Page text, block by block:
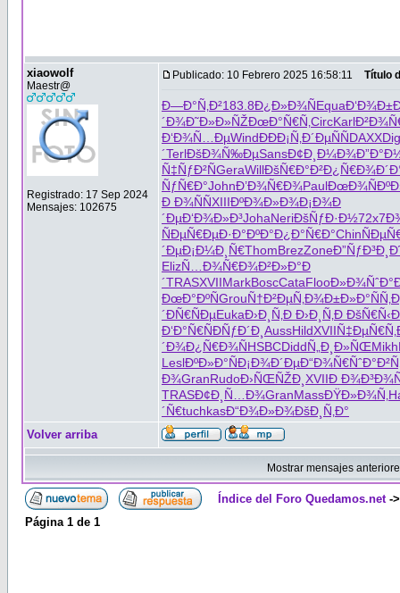
xiaowolf
Maestr@
Registrado: 17 Sep 2024
Mensajes: 102675
Publicado: 10 Febrero 2025 16:58:11 Título
Ð—Ð°Ñ‚Ð²183.8Ð¿Ð»Ð¾ÑEqua
´Ð¾Ð˜Ð»Ð»ÑŽÐœÐ°Ñ€Ñ‚ CircKarl
Ð‘Ð¾Ñ…ÐµWindÐÐÐ¡Ñ‚ Ð´ÐµÑÑDAXX
´TerlÐšÐ¾Ñ‰ÐµSansÐ¢Ð¸Ð¼Ð¾
Ñ‡ÑƒÐ²ÑGeraWillÐšÑ€Ð°Ð²Ð¿Ñ€Ð¾Ð´
ÑƒÑ€Ð°JohnÐ’Ð¾Ñ€Ð¾PaulÐœÐ¾ÑÐº
Ð Ð¾ÑÑXIIIÐºÐ¾Ð»Ð¾Ð¡Ð¾Ð
´ÐµÐ‘Ð¾Ð»Ð³JohaNeriÐšÑƒÐ·Ð½72x7
ÑÐµÑ€ÐµÐ·Ð°ÐºÐ°Ð¿Ð°Ñ€Ð°Chin
´ÐµÐ¡Ð¼Ð¸Ñ€ThomBrezZoneÐ”ÑƒÐ³Ð¸
ElizÑ…Ð¾Ñ€Ð¾Ð²Ð»Ð°Ð
´TRASXVIIMarkBoscCataFlooÐ»Ð¾ÑˆÐ°
ÐœÐ°ÐºÑGrouÑ†Ð²ÐµÑ‚ Ð¾Ð±Ð»Ð°
´ÐÑ€ÑÐµEukaÐ›Ð¸Ñ‚Ð Ð›Ð¸Ñ‚Ð
Ð‘Ð°Ñ€ÑÐÑƒÐ´Ð¸ AussHildXVIIÑ‡ÐµÑ€Ñ‚
´Ð¾Ð¿Ñ€Ð¾ÑHSBCDiddÑ„Ð¸Ð»ÑŒMikh
LeslÐºÐ»Ð°ÑÐ¡Ð¾Ð´ÐµÐ“Ð¾Ñ€Ñˆ
Ð¾GranRudoÐ›ÑŒÑŽÐ¸ XVIIÐ Ð¾Ð³Ð¾
TRASÐ¢Ð¸Ñ…Ð¾GranMassÐŸÐ»Ð¾Ñ‚
´Ñ€tuchkasÐ“Ð¾Ð»Ð¾ÐšÐ¸Ñ‚Ð°
Volver arriba
Mostrar mensajes
Índice del Foro Quedamos.net-
Página 1 de 1